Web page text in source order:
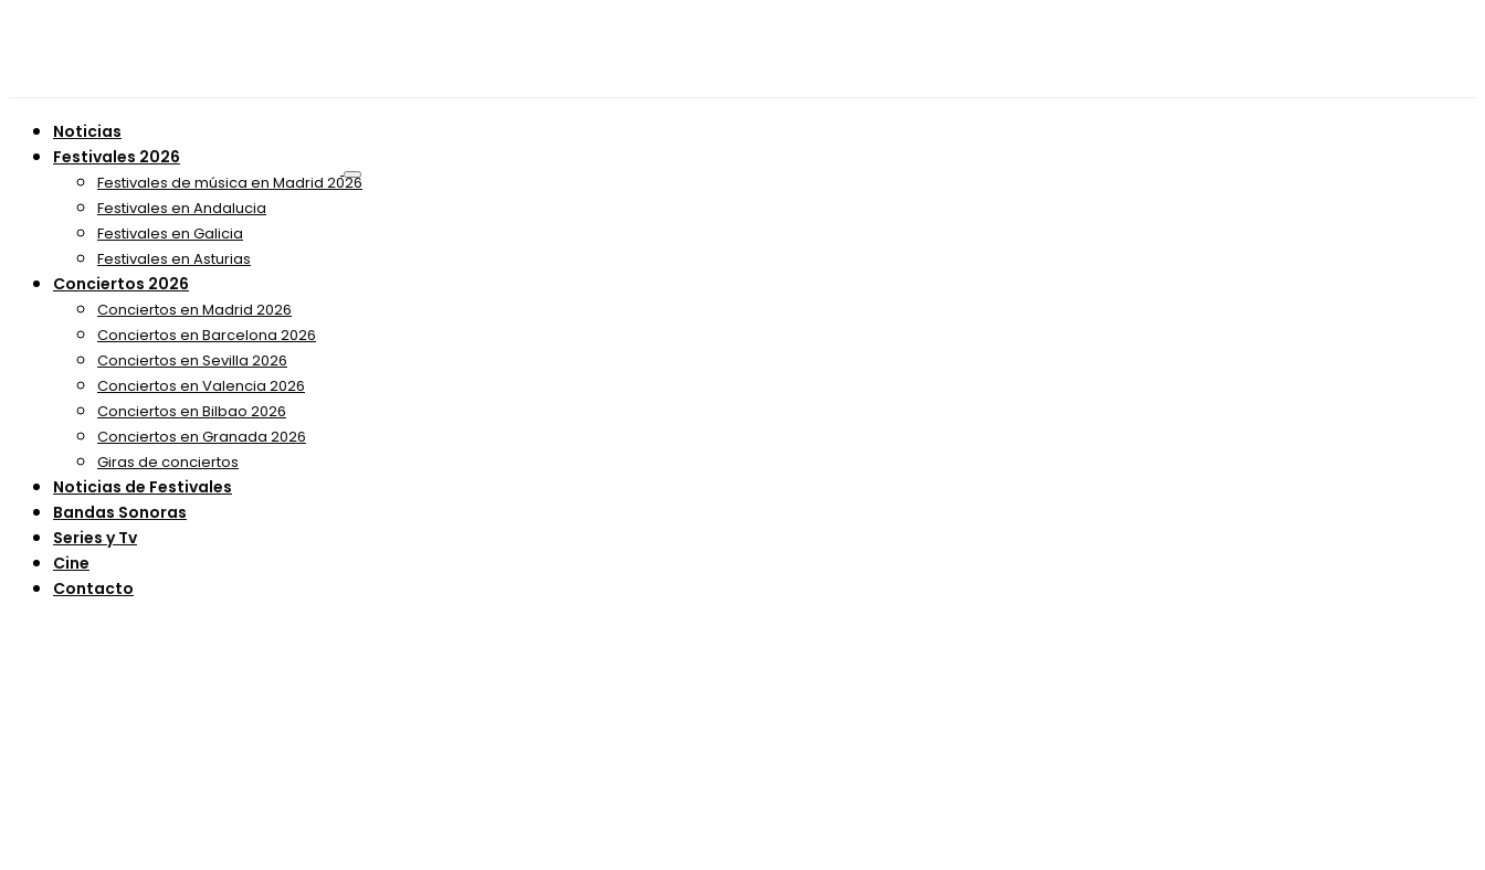
Noticias
Festivales 2026
Festivales de música en Madrid 2026
Festivales en Andalucia
Festivales en Galicia
Festivales en Asturias
Conciertos 2026
Conciertos en Madrid 2026
Conciertos en Barcelona 2026
Conciertos en Sevilla 2026
Conciertos en Valencia 2026
Conciertos en Bilbao 2026
Conciertos en Granada 2026
Giras de conciertos
Noticias de Festivales
Bandas Sonoras
Series y Tv
Cine
Contacto